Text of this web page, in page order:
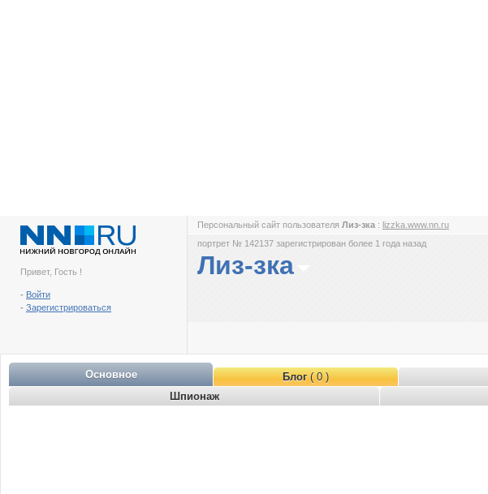
Привет, Гость !
- Войти
- Зарегистрироваться
Персональный сайт пользователя Лиз-зка : lizzka.www.nn.ru
портрет № 142137 зарегистрирован более 1 года назад
Лиз-зка
Основное Блог( 0 )
Шпионаж